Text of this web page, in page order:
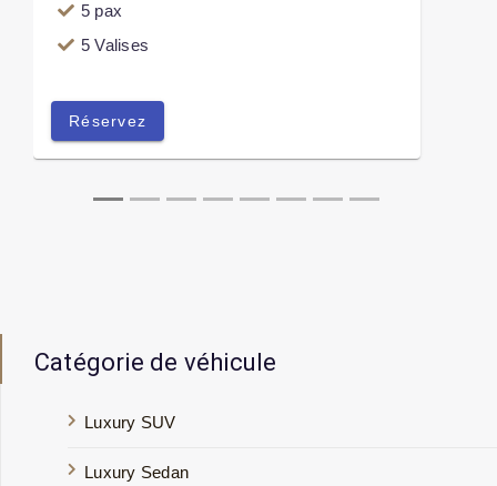
5 pax
5 Valises
Réservez
Catégorie de véhicule
Luxury SUV
Luxury Sedan